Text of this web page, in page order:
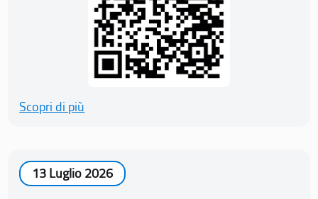
Scopri di più
13 Luglio 2026